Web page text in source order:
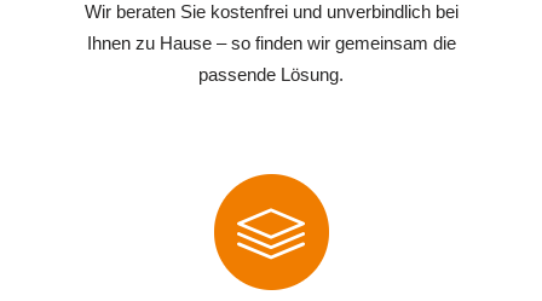
Wir beraten Sie kostenfrei und unverbindlich bei
Ihnen zu Hause – so finden wir gemeinsam die
passende Lösung.